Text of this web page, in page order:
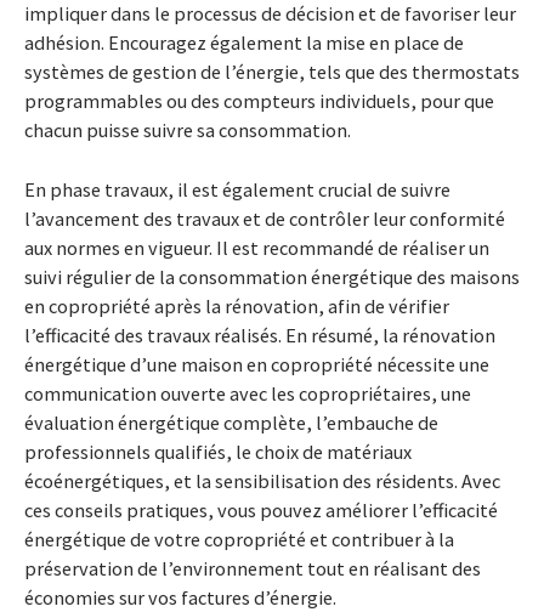
impliquer dans le processus de décision et de favoriser leur
adhésion. Encouragez également la mise en place de
systèmes de gestion de l’énergie, tels que des thermostats
programmables ou des compteurs individuels, pour que
chacun puisse suivre sa consommation.
En phase travaux, il est également crucial de suivre
l’avancement des travaux et de contrôler leur conformité
aux normes en vigueur. Il est recommandé de réaliser un
suivi régulier de la consommation énergétique des maisons
en copropriété après la rénovation, afin de vérifier
l’efficacité des travaux réalisés. En résumé, la rénovation
énergétique d’une maison en copropriété nécessite une
communication ouverte avec les copropriétaires, une
évaluation énergétique complète, l’embauche de
professionnels qualifiés, le choix de matériaux
écoénergétiques, et la sensibilisation des résidents. Avec
ces conseils pratiques, vous pouvez améliorer l’efficacité
énergétique de votre copropriété et contribuer à la
préservation de l’environnement tout en réalisant des
économies sur vos factures d’énergie.